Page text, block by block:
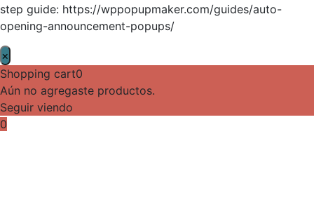
step guide: https://wppopupmaker.com/guides/auto-
opening-announcement-popups/
×
Shopping cart0
Aún no agregaste productos.
Seguir viendo
0